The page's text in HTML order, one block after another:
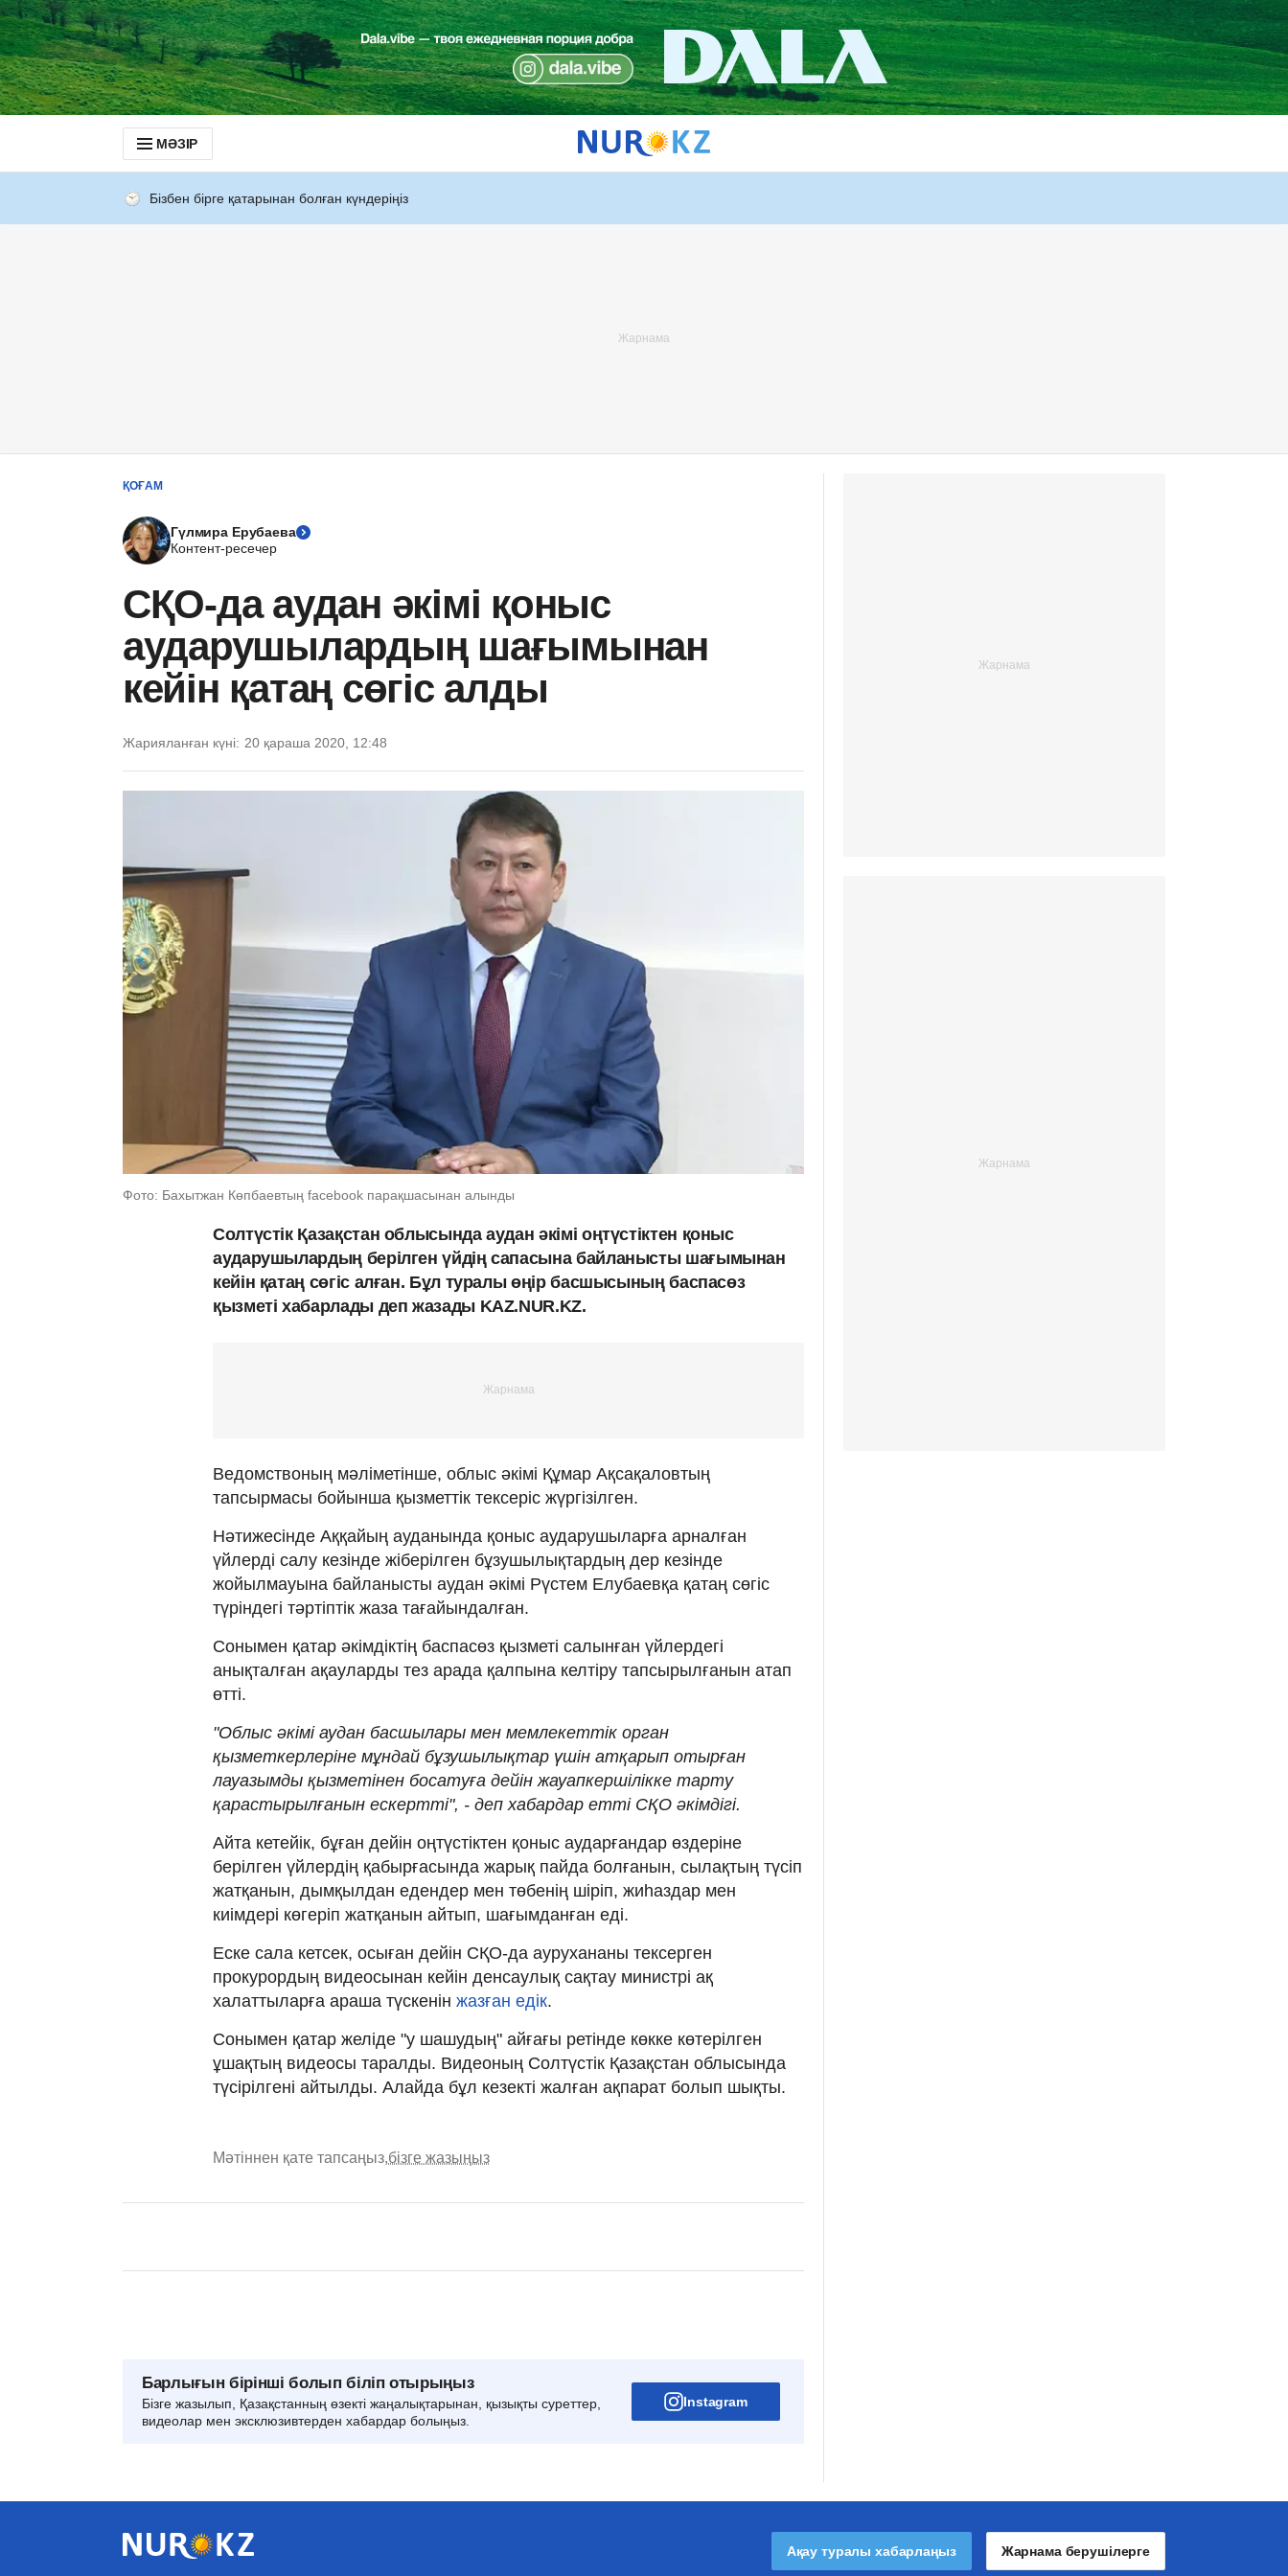
МӘЗІР
Бізбен бірге қатарынан болған күндеріңіз
ҚОҒАМ
Гүлмира Ерубаева
Контент-ресечер
СҚО-да аудан әкімі қоныс
аударушылардың шағымынан
кейін қатаң сөгіс алды
Жарияланған күні: 20 қараша 2020, 12:48
Фото: Бахытжан Көпбаевтың facebook парақшасынан алынды
Солтүстік Қазақстан облысында аудан әкімі оңтүстіктен қоныс
аударушылардың берілген үйдің сапасына байланысты шағымынан
кейін қатаң сөгіс алған. Бұл туралы өңір басшысының баспасөз
қызметі хабарлады деп жазады KAZ.NUR.KZ.
Ведомствоның мәліметінше, облыс әкімі Құмар Ақсақаловтың
тапсырмасы бойынша қызметтік тексеріс жүргізілген.
Нәтижесінде Аққайың ауданында қоныс аударушыларға арналған
үйлерді салу кезінде жіберілген бұзушылықтардың дер кезінде
жойылмауына байланысты аудан әкімі Рүстем Елубаевқа қатаң сөгіс
түріндегі тәртіптік жаза тағайындалған.
Сонымен қатар әкімдіктің баспасөз қызметі салынған үйлердегі
анықталған ақауларды тез арада қалпына келтіру тапсырылғанын атап
өтті.
"Облыс әкімі аудан басшылары мен мемлекеттік орган
қызметкерлеріне мұндай бұзушылықтар үшін атқарып отырған
лауазымды қызметінен босатуға дейін жауапкершілікке тарту
қарастырылғанын ескертті", - деп хабардар етті СҚО әкімдігі.
Айта кетейік, бұған дейін оңтүстіктен қоныс аударғандар өздеріне
берілген үйлердің қабырғасында жарық пайда болғанын, сылақтың түсіп
жатқанын, дымқылдан едендер мен төбенің шіріп, жиһаздар мен
киімдері көгеріп жатқанын айтып, шағымданған еді.
Еске сала кетсек, осыған дейін СҚО-да аурухананы тексерген
прокурордың видеосынан кейін денсаулық сақтау министрі ақ
халаттыларға араша түскенін жазған едік.
Сонымен қатар желіде "у шашудың" айғағы ретінде көкке көтерілген
ұшақтың видеосы таралды. Видеоның Солтүстік Қазақстан облысында
түсірілгені айтылды. Алайда бұл кезекті жалған ақпарат болып шықты.
Мәтіннен қате тапсаңыз,бізге жазыңыз
Барлығын бірінші болып біліп отырыңыз
Бізге жазылып, Қазақстанның өзекті жаңалықтарынан, қызықты суреттер,
видеолар мен эксклюзивтерден хабардар болыңыз.
Instagram
Ақау туралы хабарлаңыз Жарнама берушілерге